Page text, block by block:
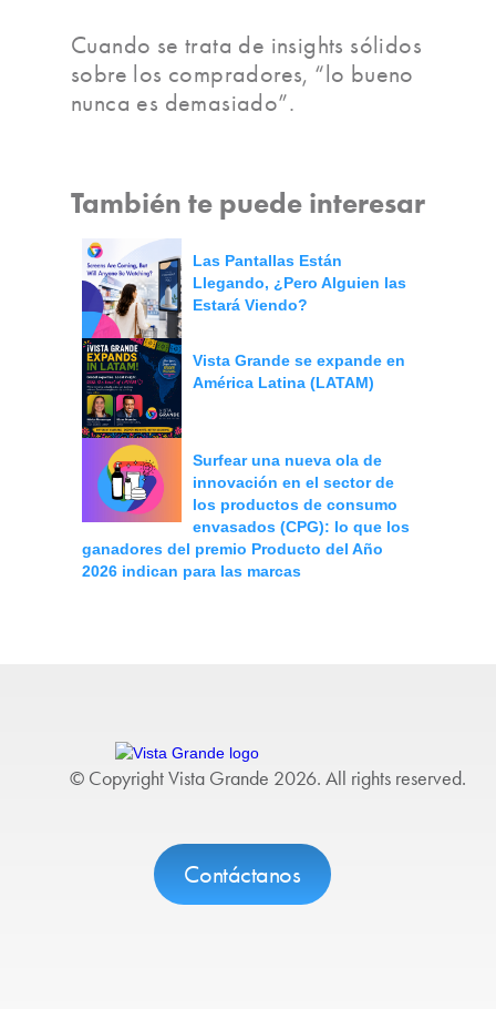
Cuando se trata de insights sólidos
sobre los compradores, “lo bueno
nunca es demasiado”.
También te puede interesar
Las Pantallas Están
Llegando, ¿Pero Alguien las
Estará Viendo?
Vista Grande se expande en
América Latina (LATAM)
Surfear una nueva ola de
innovación en el sector de
los productos de consumo
envasados (CPG): lo que los
ganadores del premio Producto del Año
2026 indican para las marcas
Contáctanos
© Copyright Vista Grande 2026. All rights reserved.